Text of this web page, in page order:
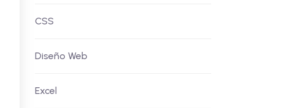
CSS
Diseño Web
Excel